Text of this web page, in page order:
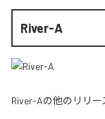
River-A
River-Aの他のリリー